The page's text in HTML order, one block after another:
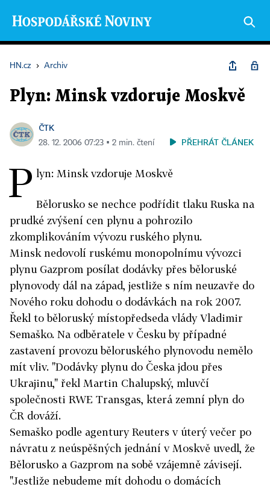
HN.cz › Archiv
Plyn: Minsk vzdoruje Moskvě
ČTK
28. 12. 2006 07:23 ▪ 2 min. čtení PŘEHRÁT ČLÁNEK
P lyn: Minsk vzdoruje Moskvě
Bělorusko se nechce podřídit tlaku Ruska na
prudké zvýšení cen plynu a pohrozilo
zkomplikováním vývozu ruského plynu.
Minsk nedovolí ruskému monopolnímu vývozci
plynu Gazprom posílat dodávky přes běloruské
plynovody dál na západ, jestliže s ním neuzavře do
Nového roku dohodu o dodávkách na rok 2007.
Řekl to běloruský místopředseda vlády Vladimir
Semaško. Na odběratele v Česku by případné
zastavení provozu běloruského plynovodu nemělo
mít vliv. "Dodávky plynu do Česka jdou přes
Ukrajinu," řekl Martin Chalupský, mluvčí
společnosti RWE Transgas, která zemní plyn do
ČR dováží.
Semaško podle agentury Reuters v úterý večer po
návratu z neúspěšných jednání v Moskvě uvedl, že
Bělorusko a Gazprom na sobě vzájemně závisejí.
"Jestliže nebudeme mít dohodu o domácích